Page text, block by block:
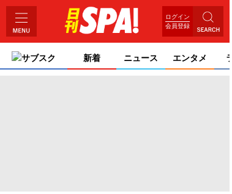
ログイン
会員登録
サブスク 新着 ニュース エンタメ